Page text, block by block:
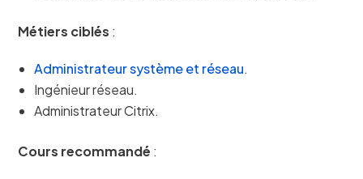
Métiers ciblés :
Administrateur système et réseau.
Ingénieur réseau.
Administrateur Citrix.
Cours recommandé :